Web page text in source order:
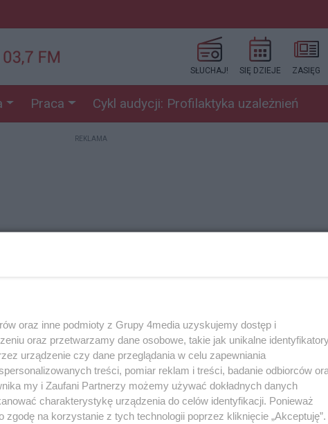
SŁUCHAJ! SIĘ DZIEJE ZASIĘG
Praca Cykl audycji: Profilaktyka uzależnień
REKLAMA
Sprawdź jakość wody
zalewu, powinien sprawdzić, czy woda
oraz inne podmioty z Grupy 4media uzyskujemy dostęp i
oraz przetwarzamy dane osobowe, takie jak unikalne
urządzenie czy dane przeglądania w celu zapewniania
treści, pomiar reklam i treści, badanie odbiorców
my i Zaufani Partnerzy możemy używać dokładnych danych
charakterystykę urządzenia do celów identyfikacji. Ponieważ
na korzystanie z tych technologii poprzez kliknięcie „Akceptuję”.